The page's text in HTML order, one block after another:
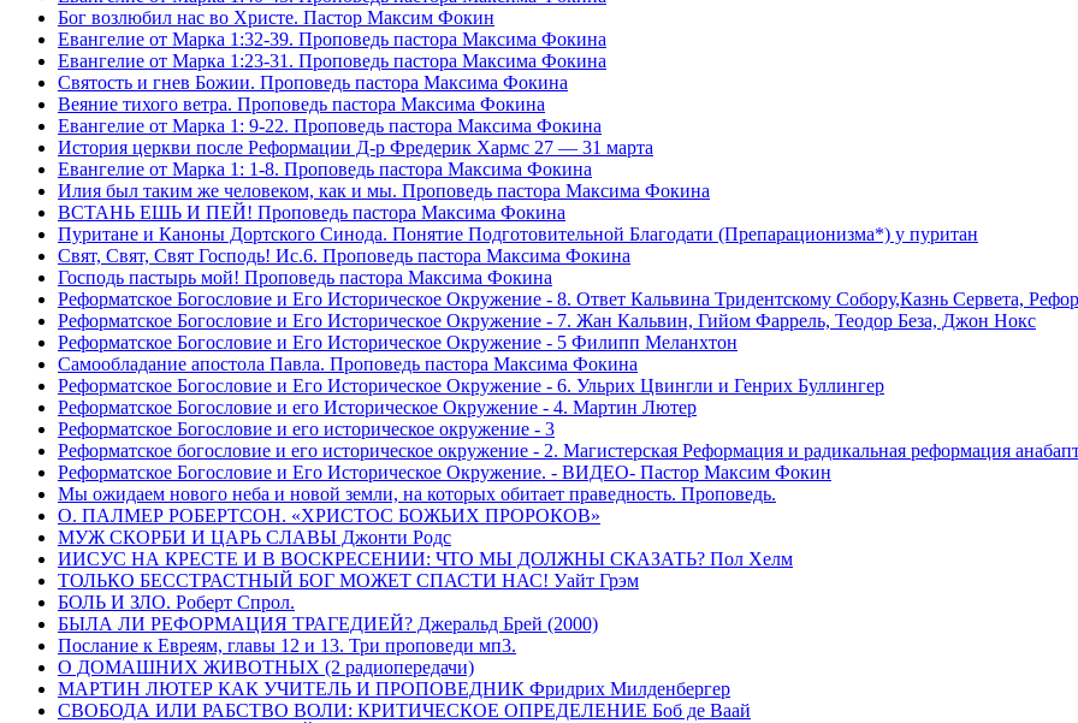
Бог возлюбил нас во Христе. Пастор Максим Фокин
Евангелие от Марка 1:32-39. Проповедь пастора Максима Фокина
Евангелие от Марка 1:23-31. Проповедь пастора Максима Фокина
Святость и гнев Божии. Проповедь пастора Максима Фокина
Веяние тихого ветра. Проповедь пастора Максима Фокина
Евангелие от Марка 1: 9-22. Проповедь пастора Максима Фокина
История церкви после Реформации Д-р Фредерик Хармс 27 — 31 марта
Евангелие от Марка 1: 1-8. Проповедь пастора Максима Фокина
Илия был таким же человеком, как и мы. Проповедь пастора Максима Фокина
ВСТАНЬ ЕШЬ И ПЕЙ! Проповедь пастора Максима Фокина
Пуритане и Каноны Дортского Синода. Понятие Подготовительной Благодати (Препарационизма*) у пуритан
Свят, Свят, Свят Господь! Ис.6. Проповедь пастора Максима Фокина
Господь пастырь мой! Проповедь пастора Максима Фокина
Реформатское Богословие и Его Историческое Окружение - 8. Ответ Кальвина Тридентскому Собору,Казнь Сервета,
Реформатское Богословие и Его Историческое Окружение - 7. Жан Кальвин, Гийом Фаррель, Теодор Беза, Джон Нокс
Реформатское Богословие и Его Историческое Окружение - 5 Филипп Меланхтон
Самообладание апостола Павла. Проповедь пастора Максима Фокина
Реформатское Богословие и Его Историческое Окружение - 6. Ульрих Цвингли и Генрих Буллингер
Реформатское Богословие и его Историческое Окружение - 4. Мартин Лютер
Реформатское Богословие и его историческое окружение - 3
Реформатское богословие и его историческое окружение - 2. Магистерская Реформация и радикальная реформация
Реформатское Богословие и Его Историческое Окружение. - ВИДЕО- Пастор Максим Фокин
Мы ожидаем нового неба и новой земли, на которых обитает праведность. Проповедь.
О. ПАЛМЕР РОБЕРТСОН. «ХРИСТОС БОЖЬИХ ПРОРОКОВ»
МУЖ СКОРБИ И ЦАРЬ СЛАВЫ Джонти Родс
ИИСУС НА КРЕСТЕ И В ВОСКРЕСЕНИИ: ЧТО МЫ ДОЛЖНЫ СКАЗАТЬ? Пол Хелм
ТОЛЬКО БЕССТРАСТНЫЙ БОГ МОЖЕТ СПАСТИ НАС! Уайт Грэм
БОЛЬ И ЗЛО. Роберт Спрол.
БЫЛА ЛИ РЕФОРМАЦИЯ ТРАГЕДИЕЙ? Джеральд Брей (2000)
Послание к Евреям, главы 12 и 13. Три проповеди мп3.
О ДОМАШНИХ ЖИВОТНЫХ (2 радиопередачи)
МАРТИН ЛЮТЕР КАК УЧИТЕЛЬ И ПРОПОВЕДНИК Фридрих Милденбергер
СВОБОДА ИЛИ РАБСТВО ВОЛИ: КРИТИЧЕСКОЕ ОПРЕДЕЛЕНИЕ Боб де Ваай